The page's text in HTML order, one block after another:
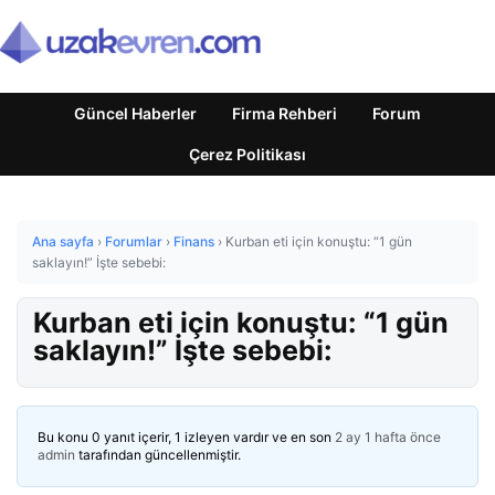
Güncel Haberler Firma Rehberi Forum
Çerez Politikası
Ana sayfa › Forumlar › Finans › Kurban eti için konuştu: “1 gün
saklayın!” İşte sebebi:
Kurban eti için konuştu: “1 gün
saklayın!” İşte sebebi:
Bu konu 0 yanıt içerir, 1 izleyen vardır ve en son 2 ay 1 hafta önce
admin tarafından güncellenmiştir.